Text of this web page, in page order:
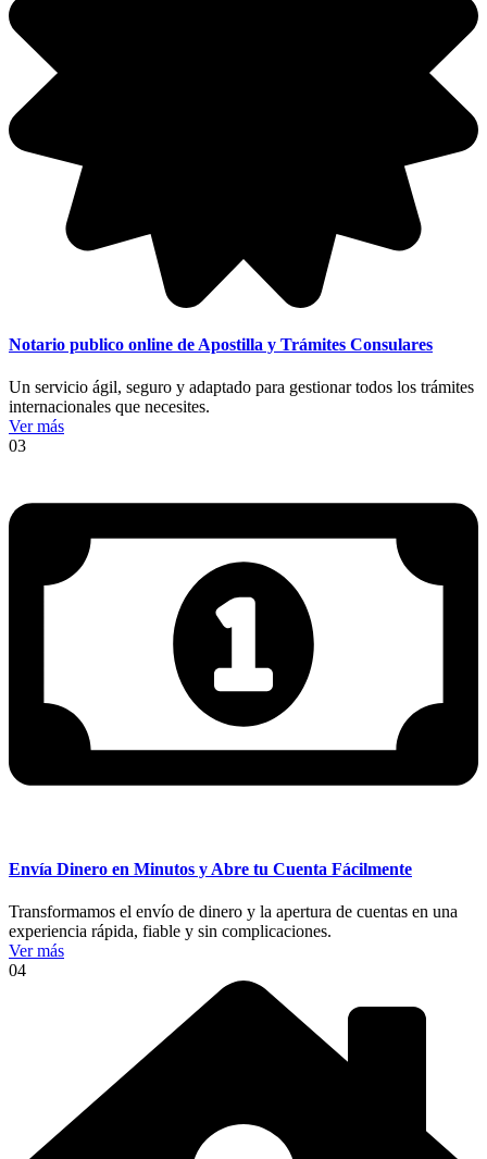
Notario publico online de Apostilla y Trámites Consulares
Un servicio ágil, seguro y adaptado para gestionar todos los trámites
internacionales que necesites.
Ver más
03
Envía Dinero en Minutos y Abre tu Cuenta Fácilmente
Transformamos el envío de dinero y la apertura de cuentas en una
experiencia rápida, fiable y sin complicaciones.
Ver más
04